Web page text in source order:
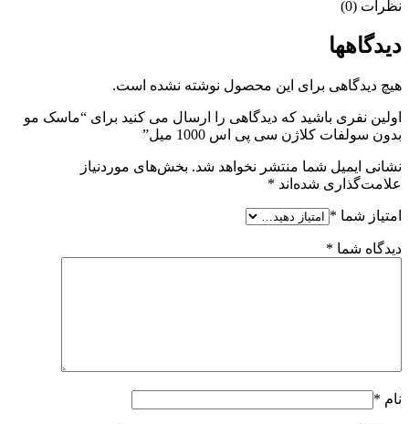
نظرات (0)
دیدگاهها
هیچ دیدگاهی برای این محصول نوشته نشده است.
اولین نفری باشید که دیدگاهی را ارسال می کنید برای “ماسک مو
بدون سولفات کلاژن سی پی اس 1000 میل”
نشانی ایمیل شما منتشر نخواهد شد. بخش‌های موردنیاز
علامت‌گذاری شده‌اند *
امتیاز شما *
دیدگاه شما *
نام *